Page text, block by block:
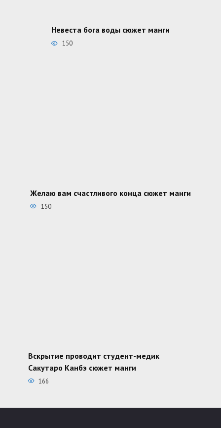
Невеста бога воды сюжет манги
150
Желаю вам счастливого конца сюжет манги
150
Вскрытие проводит студент-медик
Сакутаро Канбэ сюжет манги
166